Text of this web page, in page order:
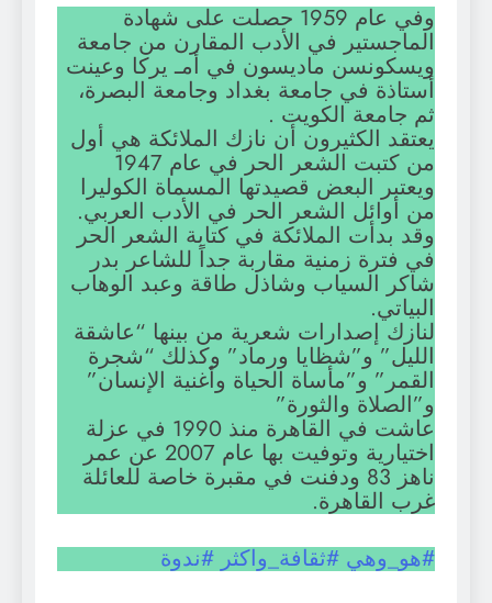
وفي عام 1959 حصلت على شهادة
الماجستير في الأدب المقارن من جامعة
ويسكونسن ماديسون في أمـ يركا وعينت
أستاذة في جامعة بغداد وجامعة البصرة،
ثم جامعة الكويت .
يعتقد الكثيرون أن نازك الملائكة هي أول
من كتبت الشعر الحر في عام 1947
ويعتبر البعض قصيدتها المسماة الكوليرا
من أوائل الشعر الحر في الأدب العربي.
وقد بدأت الملائكة في كتابة الشعر الحر
في فترة زمنية مقاربة جداً للشاعر بدر
شاكر السياب وشاذل طاقة وعبد الوهاب
البياتي.
لنازك إصدارات شعرية من بينها “عاشقة
الليل” و”شظايا ورماد” وكذلك “شجرة
القمر” و”مأساة الحياة وأغنية الإنسان”
و”الصلاة والثورة”
عاشت في القاهرة منذ 1990 في عزلة
اختيارية وتوفيت بها عام 2007 عن عمر
ناهز 83 ودفنت في مقبرة خاصة للعائلة
غرب القاهرة.
#هو_وهي #ثقافة_واكثر #ندوة